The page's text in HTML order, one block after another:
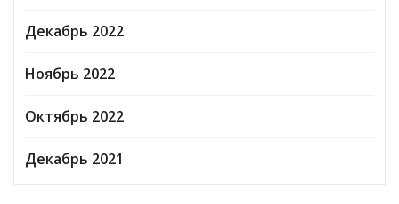
Декабрь 2022
Ноябрь 2022
Октябрь 2022
Декабрь 2021